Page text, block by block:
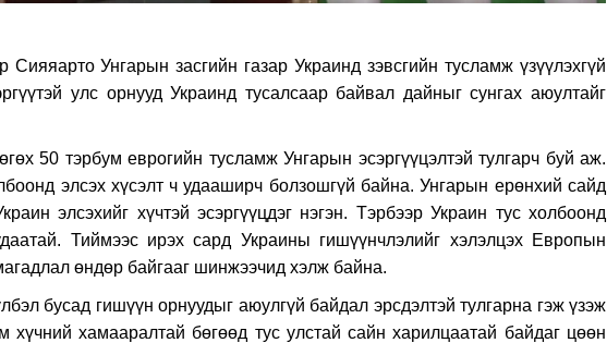
Унгарын засгийн газар Украинд зэвсгийн тусламж үзүүлэхгүй
улс орнууд Украинд тусалсаар байвал дайныг сунгах аюултайг
50 тэрбум еврогийн тусламж Унгарын эсэргүүцэлтэй тулгарч буй аж.
элсэх хүсэлт ч удааширч болзошгүй байна. Унгарын ерөнхий сайд
элсэхийг хүчтэй эсэргүүцдэг нэгэн. Тэрбээр Украин тус холбоонд
Тиймээс ирэх сард Украины гишүүнчлэлийг хэлэлцэх Европын
өндөр байгааг шинжээчид хэлж байна.
бусад гишүүн орнуудыг аюулгүй байдал эрсдэлтэй тулгарна гэж үзэж
хамааралтай бөгөөд тус улстай сайн харилцаатай байдаг цөөн